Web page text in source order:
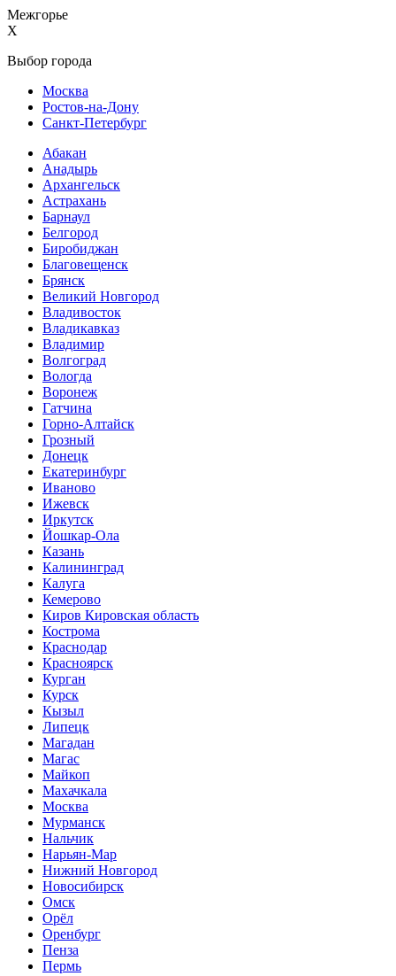
Межгорье
X
Выбор города
Москва
Ростов-на-Дону
Санкт-Петербург
Абакан
Анадырь
Архангельск
Астрахань
Барнаул
Белгород
Биробиджан
Благовещенск
Брянск
Великий Новгород
Владивосток
Владикавказ
Владимир
Волгоград
Вологда
Воронеж
Гатчина
Горно-Алтайск
Грозный
Донецк
Екатеринбург
Иваново
Ижевск
Иркутск
Йошкар-Ола
Казань
Калининград
Калуга
Кемерово
Киров Кировская область
Кострома
Краснодар
Красноярск
Курган
Курск
Кызыл
Липецк
Магадан
Магас
Майкоп
Махачкала
Москва
Мурманск
Нальчик
Нарьян-Мар
Нижний Новгород
Новосибирск
Омск
Орёл
Оренбург
Пенза
Пермь